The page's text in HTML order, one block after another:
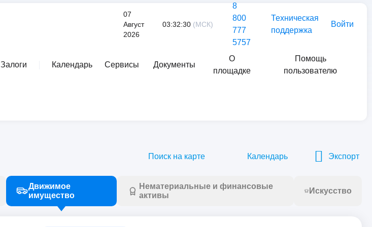
07
Август
2026
03:32:30 (МСК)
8
800
777
5757
Техническая
поддержка
Войти
Залоги Календарь Сервисы Документы
О
площадке
Помощь
пользователю
Поиск на карте Календарь Экспорт
Движимое
имущество
Нематериальные и финансовые
активы
Искусство